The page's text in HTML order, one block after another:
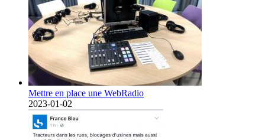
Mettre en place une WebRadio
2023-01-02